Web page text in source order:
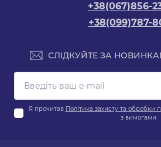
+38(067)856-
+38(099)787-
СЛІДКУЙТЕ ЗА
Я прочитав Політика захисту та обробки
з вимогами